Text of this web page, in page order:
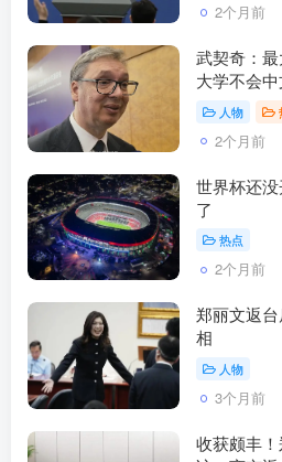
2个月前
武契奇：
大学不会
人物
2个月前
世界杯还没
了
热点
2个月前
郑丽文返
相
人物
3个月前
收获颇丰